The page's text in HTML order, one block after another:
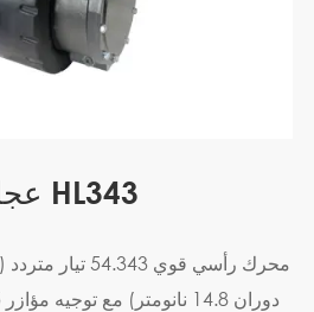
عجلة قيادة عمودية HL343